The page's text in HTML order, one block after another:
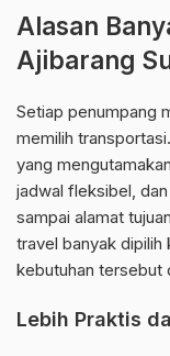
Alasan
Ajibarang
Setiap penumpang
memilih
yang
jadwal fleksibel,
sampai alamat
travel banyak dipilih
kebutuhan tersebut
Lebih Praktis